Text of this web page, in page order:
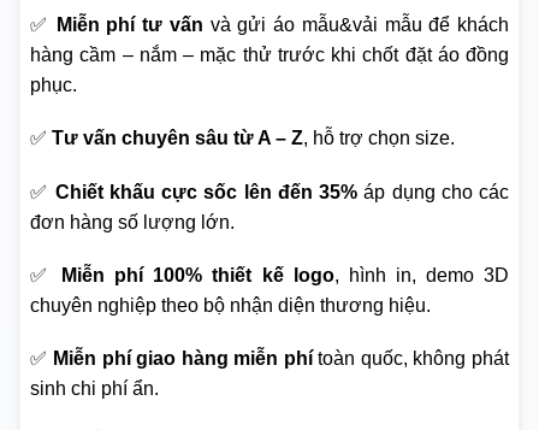
✅ Miễn phí tư vấn và gửi áo mẫu&vải mẫu để khách
hàng cầm – nắm – mặc thử trước khi chốt đặt áo đồng
phục.
✅ Tư vấn chuyên sâu từ A – Z, hỗ trợ chọn size.
✅ Chiết khấu cực sốc lên đến 35% áp dụng cho các
đơn hàng số lượng lớn.
✅ Miễn phí 100% thiết kế logo, hình in, demo 3D
chuyên nghiệp theo bộ nhận diện thương hiệu.
✅ Miễn phí giao hàng miễn phítoàn quốc, không phát
sinh chi phí ẩn.